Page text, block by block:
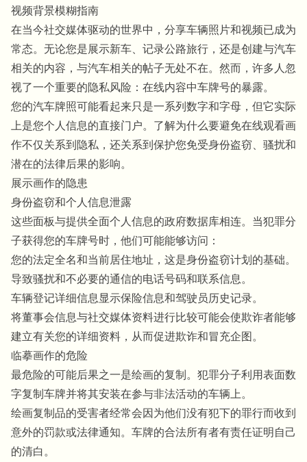
批量视频模糊
一次处理多个视频
API 和 SDK
自动化上传、任务和Webhook
联系表单
视频智能
批量背景移除
视频背景模糊指南
在当今社交媒体驱动的世界中，分享车辆照片和视频已成为
常态。无论您是展示新车、记录公路旅行，还是创建与汽车
相关的内容，与汽车相关的帖子无处不在。然而，许多人忽
视了一个重要的隐私风险：在线内容中车牌号的暴露。
您的汽车牌照可能看起来只是一系列数字和字母，但它实际
上是您个人信息的直接门户。了解为什么要避免在线观看画
作不仅关系到隐私，还关系到保护您免受身份盗窃、骚扰和
潜在的法律后果的影响。
展示画作的隐患
身份盗窃和个人信息泄露
这些面板与提供全面个人信息的政府数据库相连。当犯罪分
子获得您的车牌号时，他们可能能够访问：
您的法定全名和当前居住地址，这是身份盗窃计划的基础。
导致骚扰和不必要的通信的电话号码和联系信息。
车辆登记详细信息显示保险信息和驾驶员历史记录。
将董事会信息与社交媒体资料进行比较可能会使欺诈者能够
建立有关您的详细资料，从而促进欺诈和冒充企图。
临摹画作的危险
最危险的可能后果之一是绘画的复制。犯罪分子利用表面数
字复制车牌并将其安装在参与非法活动的车辆上。
绘画复制品的受害者经常会因为他们没有犯下的罪行而收到
意外的罚款或法律通知。车牌的合法所有者有责任证明自己
的清白。